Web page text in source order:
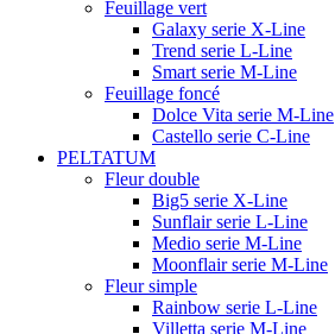
Feuillage vert
Galaxy serie X-Line
Trend serie L-Line
Smart serie M-Line
Feuillage foncé
Dolce Vita serie M-Line
Castello serie C-Line
PELTATUM
Fleur double
Big5 serie X-Line
Sunflair serie L-Line
Medio serie M-Line
Moonflair serie M-Line
Fleur simple
Rainbow serie L-Line
Villetta serie M-Line